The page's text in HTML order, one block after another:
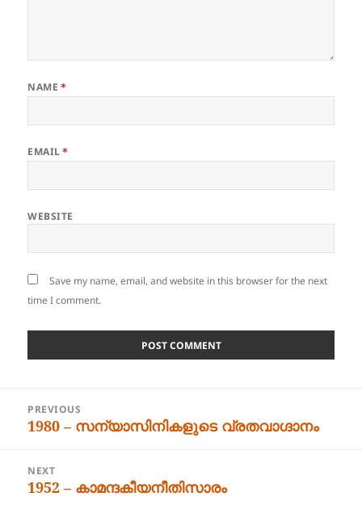
NAME*
EMAIL*
WEBSITE
Save my name, email, and website in this browser for the next
time I comment.
navigation
PREVIOUS
Previous
1980 – സന്യാസിനികളുടെ വ്രതവാഗ്ദാനം
NEXT
Next
1952 – കാമന്ദകീയനീതിസാരം